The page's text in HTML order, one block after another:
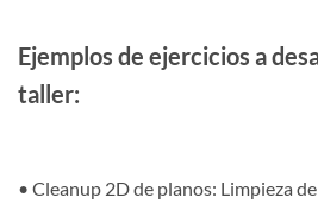
Ejemplos de ejercicios a
taller:
• Cleanup 2D de planos: Limpieza